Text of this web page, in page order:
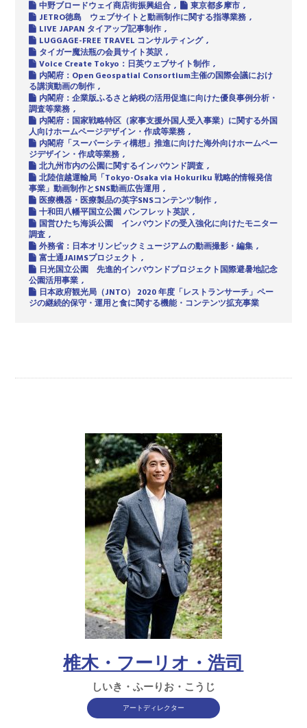
中野ブロードウェイ商店街振興組合
東京都多摩市
JETRO徳島 ウェブサイトと動画制作に関する指導業務
LIVE JAPAN タイアップ記事制作
LUGGAGE-FREE TRAVEL コンサルティング
タイガー魔法瓶の会員サイト英訳
Voice Create Tokyo：日英ウェブサイト制作
内閣府：Open Geospatial Consortium主催の国際会議におけ
る講演動画の制作
内閣府：企業版ふるさと納税の活用促進に向けた優良事例分析・
調査等業務
内閣府：国家戦略特区（家事支援外国人受入事業）に関する外国
人向けホームページデザイン・作成等業務
内閣府「スーパーシティ構想」推進に向けた海外向けホームペー
ジデザイン・作成等業務
北九州市内の公園に関するインバウンド調査
北陸信越運輸局「Tokyo-Osaka via Hokuriku 戦略的情報発信
事業」動画制作とSNS動画広告運用
医療機器・医療製品の英字SNSコンテンツ制作
十和田八幡平国立公園 パンフレット英訳
国営ひたち海浜公園 インバウンドの受入強化に向けたモニター
調査
外務省：日本オリンピックミュージアムの動画撮影・編集
富士通JAIMSプロジェクト
日光国立公園 先進的インバウンドプロジェクト国際避暑地記念
公園活用事業
日本政府観光局（JNTO） 2020 年度「レストランサーチ」ペー
ジの継続的保守・運用と食に関する機能・コンテンツ拡充事業
椎木・フーリオ・浩司
しいき・ふーりお・こうじ
アートディレクター